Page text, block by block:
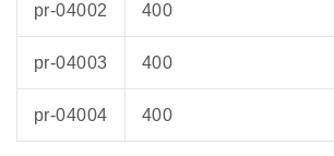
pr-04002 400
pr-04003 400
pr-04004 400